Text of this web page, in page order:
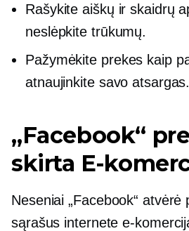
Rašykite aiškų ir skaidrų
neslėpkite trūkumų.
Pažymėkite prekes kaip
atnaujinkite savo atsargas.
„Facebook“
skirta E-
Neseniai „Facebook“ atvėrė
sąrašus internetee-